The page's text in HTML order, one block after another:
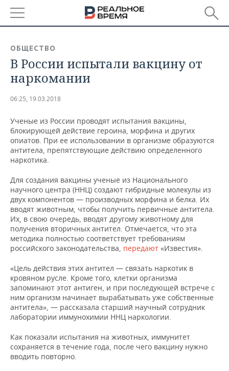
БАШКОРТОСТАН
ТАТАРСТАН
НОВОСТИ
АНАЛИТИКА
ДЕКЛАРАЦИИ О ДОХОДАХ
КОРОЛИ ГОСЗАКАЗА ПФО
ВУЗЫ ТАТАРСТАНА
КОМУ ПРИНАДЛЕЖАТ
ТОРГОВЫЕ ЦЕНТРЫ
ТАТАРСТАНА
НОВОСТИ ЭКОНОМИКИ
ФИНАНСЫ
БАНКИ
БЮДЖЕТ
ИНВЕСТИЦИИ
ПРОМЫШЛЕННОСТЬ
НОВОСТИ
ПРОМЫШЛЕННОСТИ
АГРОПРОМ
МАШИНОСТРОЕНИЕ
НЕФТЕХИМИЯ
ОПК
ЭНЕРГЕТИКА
НЕДВИЖИМОСТЬ
НОВОСТИ НЕДВИЖИМОСТИ
АВТО
НОВОСТИ АВТО
БИЗНЕС
НОВОСТИ БИЗНЕСА
РОЗНИЧНАЯ ТОРГОВЛЯ
ТРАНСПОРТ
УСЛУГИ
ТЕХНОЛОГИИ
НОВОСТИ ТЕХНОЛОГИЙ
IT
МЕДИА
ТЕЛЕКОММУНИКАЦИИ
МЕРОПРИЯТИЯ
НОВОСТИ МЕРОПРИЯТИЙ
ВЫЕЗДНАЯ РЕДАКЦИЯ
БИЗНЕС-БРАНЧИ
ONLINE-КОНФЕРЕНЦИИ
СПОРТ
НОВОСТИ СПОРТА
ФУТБОЛ
ХОККЕЙ
ОБЩЕСТВО
НОВОСТИ ОБЩЕСТВА
ВЛАСТЬ
ФОТОГАЛЕРЕЯ
СЮЖЕТЫ
ОБЩЕСТВО
В России испытали вакцину от
наркомании
06:25, 19.03.2018
Ученые из России проводят испытания вакцины,
блокирующей действие героина, морфина и других
опиатов. При ее использовании в организме образуются
антитела, препятствующие действию определенного
наркотика.
Для создания вакцины ученые из Национального
научного центра (ННЦ) создают гибридные молекулы из
двух компонентов — производных морфина и белка. Их
вводят животным, чтобы получить первичные антитела.
Их, в свою очередь, вводят другому животному для
получения вторичных антител. Отмечается, что эта
методика полностью соответствует требованиям
российского законодательства, передают «Известия».
«Цель действия этих антител — связать наркотик в
кровяном русле. Кроме того, клетки организма
запоминают этот антиген, и при последующей встрече с
ним организм начинает вырабатывать уже собственные
антитела», — рассказала старший научный сотрудник
лаборатории иммунохимии ННЦ наркологии.
Как показали испытания на животных, иммунитет
сохраняется в течение года, после чего вакцину нужно
вводить повторно.